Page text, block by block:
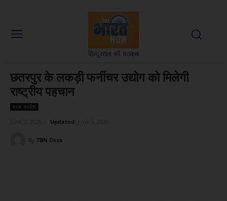
छतरपुर के लकड़ी फर्नीचर उद्योग को मिलेगी
राष्ट्रीय पहचान
मध्य प्रदेश
Updated:
By TBN Desk